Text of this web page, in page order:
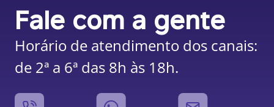
Fale com a gente
Horário de atendimento dos canais:
de 2ª a 6ª das 8h às 18h.